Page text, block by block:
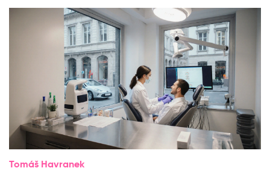
Tomáš Havranek